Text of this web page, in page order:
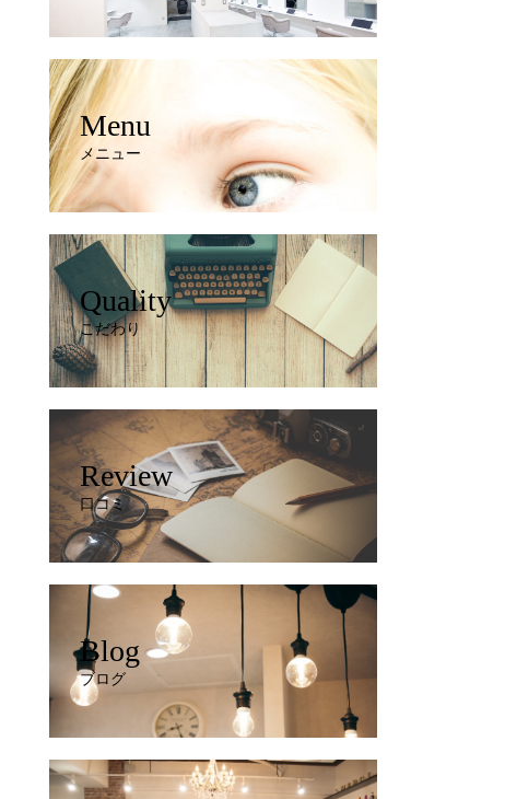
Menu
メニュー
Quality
こだわり
Review
口コミ
Blog
ブログ